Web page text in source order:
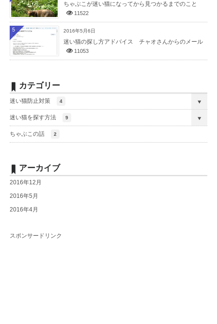
ちゃぶこが迷い猫になってから見つかるまでのこと
11522
2016年5月6日
迷い猫の探し方アドバイス チャオさんからのメール
11053
5
カテゴリー
迷い猫防止対策 4
迷い猫を探す方法 9
ちゃぶこの話 2
アーカイブ
2016年12月
2016年5月
2016年4月
スポンサードリンク